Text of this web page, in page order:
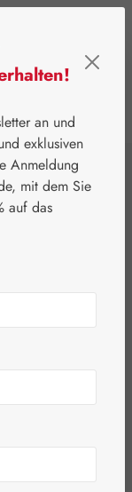
an und
exklusiven
Anmeldung
mit dem Sie
auf das